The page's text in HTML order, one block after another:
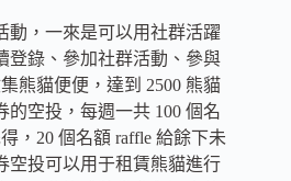
動，一來是可以用社群活躍
登錄、參加社群活動、參與
熊貓便便，達到 2500 熊貓
的空投，每週一共 100 個名
，20 個名額 raffle 給餘下未
空投可以用于租賃熊貓進行